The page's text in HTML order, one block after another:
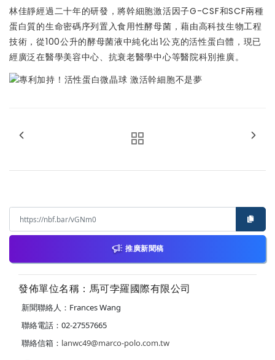
林佳靜經過二十年的研發，將幹細胞激活因子G-CSF和SCF兩種
蛋白質的生命密碼序列置入食用性酵母菌，藉由高科技生物工程
技術，從100公升的酵母菌液中純化出1公克的活性蛋白體，現已
經廣泛在醫學美容中心、抗衰老醫學中心等醫院科別推廣。
推廣新聞稿
發佈單位名稱：馬可孛羅國際有限公司
新聞聯絡人：Frances Wang
聯絡電話：02-27557665
聯絡信箱： lanwc49@marco-polo.com.tw